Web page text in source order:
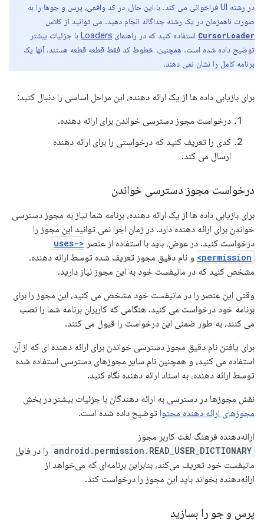
در رشته UI فراخوانی می کند. با این حال، در کد واقعی، پرس و جوها را به
صورت ناهمزمان در یک رشته جداگانه انجام دهید. می توانید از کلاس
CursorLoader استفاده کنید که در راهنمای Loaders با جزئیات بیشتر
توضیح داده شده است. همچنین، خطوط کد فقط قطعه قطعه هستند. آنها یک
برنامه کامل را نشان نمی دهند.
برای بازیابی داده ها از یک ارائه دهنده، این مراحل اساسی را دنبال کنید:
درخواست مجوز دسترسی خواندن برای ارائه دهنده.
کدی را تعریف کنید که درخواستی را برای ارائه دهنده
ارسال می کند.
درخواست مجوز دسترسی خواندن
برای بازیابی داده ها از یک ارائه دهنده، برنامه شما نیاز به مجوز دسترسی
خواندن برای ارائه دهنده دارد. در زمان اجرا نمی توانید این مجوز را
درخواست کنید. در عوض، باید با استفاده از عنصر
<uses-
permission>
و نام دقیق مجوز تعریف شده توسط ارائه دهنده،
مشخص کنید که در مانیفست خود به این مجوز نیاز دارید.
وقتی این عنصر را در مانیفست خود مشخص می کنید، این مجوز را برای
برنامه خود درخواست می کنید. هنگامی که کاربران برنامه شما را نصب
می کنند، به طور ضمنی این درخواست را قبول می کنند.
برای یافتن نام دقیق مجوز دسترسی خواندن برای ارائه دهنده ای که از آن
استفاده می کنید، و همچنین نام سایر مجوزهای دسترسی استفاده شده
توسط ارائه دهنده، به اسناد ارائه دهنده نگاه کنید.
نقش مجوزها در دسترسی به ارائه دهندگان با جزئیات بیشتر در بخش
مجوزهای ارائه دهنده محتوا توضیح داده شده است.
ارائه‌دهنده فرهنگ لغت کاربر مجوز
android.permission.READ_USER_DICTIONARY را در فایل
مانیفست خود تعریف می‌کند، بنابراین برنامه‌ای که می‌خواهد از
ارائه‌دهنده بخواند باید این مجوز را درخواست کند.
پرس و جو را بسازید